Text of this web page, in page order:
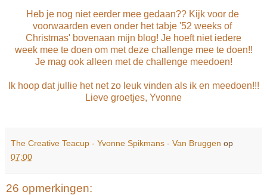
Heb je nog niet eerder mee gedaan?? Kijk voor de
voorwaarden even onder het tabje '52 weeks of
Christmas' bovenaan mijn blog! Je hoeft niet iedere
week mee te doen om met deze challenge mee te doen!!
Je mag ook alleen met de challenge meedoen!
Ik hoop dat jullie het net zo leuk vinden als ik en meedoen!!!
Lieve groetjes, Yvonne
The Creative Teacup - Yvonne Spikmans - Van Bruggen op
07:00
26 opmerkingen: